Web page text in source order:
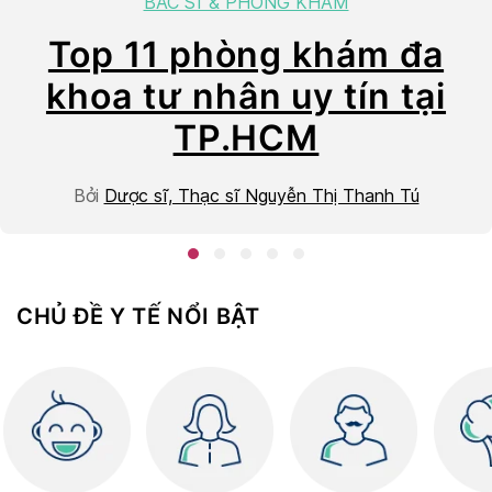
Top 11 phòng khám đa
khoa tư nhân uy tín tại
TP.HCM
Bởi Dược sĩ, Thạc sĩ Nguyễn Thị Thanh Tú
CHỦ ĐỀ Y TẾ NỔI BẬT